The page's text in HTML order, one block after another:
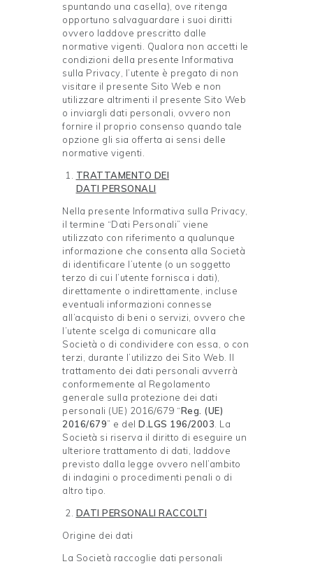
spuntando una casella), ove ritenga
opportuno salvaguardare i suoi diritti
ovvero laddove prescritto dalle
normative vigenti. Qualora non accetti le
condizioni della presente Informativa
sulla Privacy, l’utente è pregato di non
visitare il presente Sito Web e non
utilizzare altrimenti il presente Sito Web
o inviargli dati personali, ovvero non
fornire il proprio consenso quando tale
opzione gli sia offerta ai sensi delle
normative vigenti.
TRATTAMENTO DEI
DATI PERSONALI
Nella presente Informativa sulla Privacy,
il termine “Dati Personali” viene
utilizzato con riferimento a qualunque
informazione che consenta alla Società
di identificare l’utente (o un soggetto
terzo di cui l’utente fornisca i dati),
direttamente o indirettamente, incluse
eventuali informazioni connesse
all’acquisto di beni o servizi, ovvero che
l’utente scelga di comunicare alla
Società o di condividere con essa, o con
terzi, durante l’utilizzo dei Sito Web. Il
trattamento dei dati personali avverrà
conformemente al Regolamento
generale sulla protezione dei dati
personali (UE) 2016/679 “Reg. (UE)
2016/679” e del D.LGS 196/2003 . La
Società si riserva il diritto di eseguire un
ulteriore trattamento di dati, laddove
previsto dalla legge ovvero nell’ambito
di indagini o procedimenti penali o di
altro tipo.
DATI PERSONALI RACCOLTI
Origine dei dati
La Società raccoglie dati personali